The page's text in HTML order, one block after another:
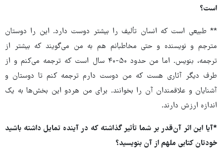
است؟
** طبیعی است که انسان تألیف را بیشتر دوست دارد. این را دوستان
مترجم و نویسنده و حتی مخاطبانم هم به من می‌گویند که بیشتر از
ترجمه، بنویس. اما من حدود ۵۰-۴۰ سال است که ترجمه می‌کنم و از
طرف دیگر آثاری هست که من دوست دارم ترجمه کنم تا دوستان و
آشنایان و علاقمندان آن را بخوانند. برای من هردو این بخش‌ها به یک
اندازه ارزش دارند.
*آیا این اثر آن‌قدر بر شما تأثیر گذاشته که در آینده تمایل داشته باشید
خودتان کتابی ملهم از آن بنویسید؟